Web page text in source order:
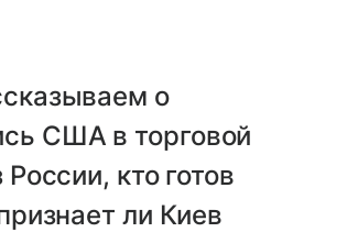
о
США в торговой
кто готов
ли Киев